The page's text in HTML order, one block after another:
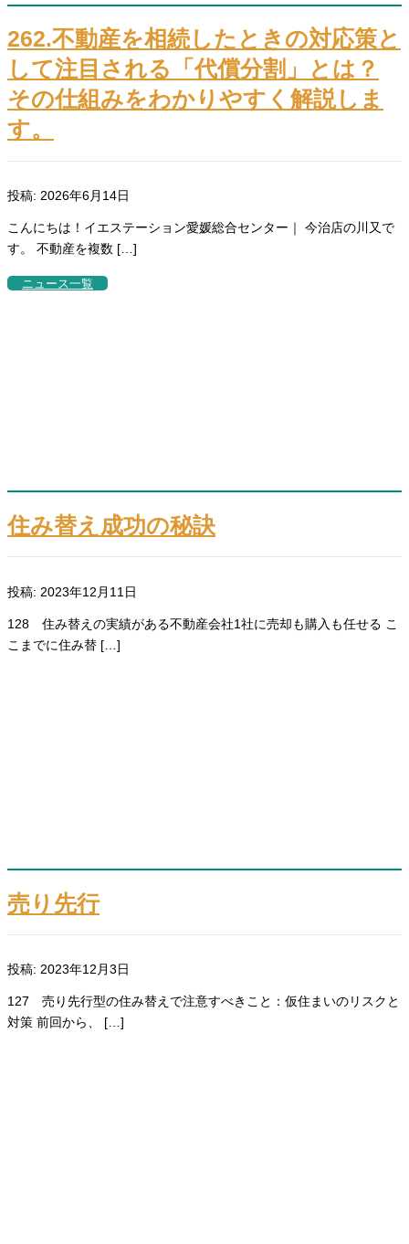
262.不動産を相続したときの対応策と
して注目される「代償分割」とは？
その仕組みをわかりやすく解説しま
す。
投稿: 2026年6月14日
こんにちは！イエステーション愛媛総合センター｜ 今治店の川又で
す。 不動産を複数 […]
ニュース一覧
住み替え成功の秘訣
投稿: 2023年12月11日
128 住み替えの実績がある不動産会社1社に売却も購入も任せる こ
こまでに住み替 […]
売り先行
投稿: 2023年12月3日
127 売り先行型の住み替えで注意すべきこと：仮住まいのリスクと
対策 前回から、 […]